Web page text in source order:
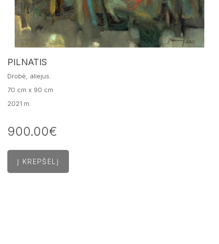
PILNATIS
Drobė, aliejus.
70 cm x 90 cm
2021 m.
900.00€